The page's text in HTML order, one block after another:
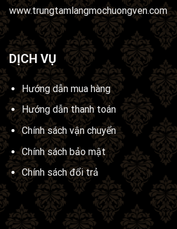
www.trungtamlangmochuongven.com
DỊCH VỤ
Hướng dẫn mua hàng
Hướng dẫn thanh toán
Chính sách vận chuyển
Chính sách bảo mật
Chính sách đổi trả